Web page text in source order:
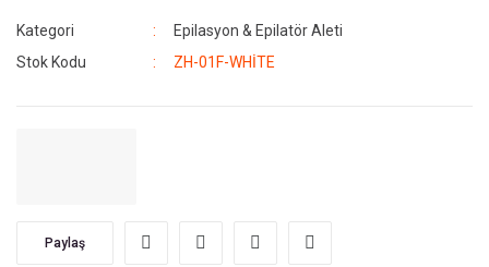
Kategori
Epilasyon & Epilatör Aleti
Stok Kodu
ZH-01F-WHİTE
Paylaş